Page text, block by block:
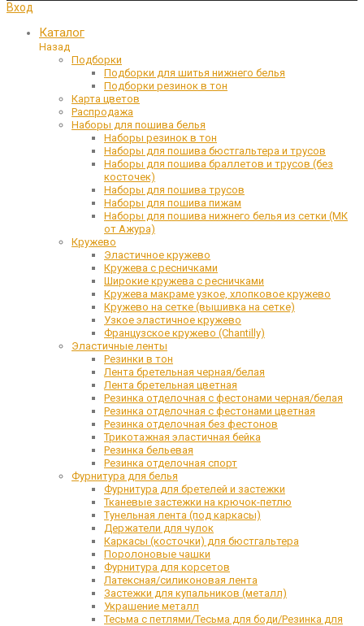
Вход
Каталог
Назад
Подборки
Подборки для шитья нижнего белья
Подборки резинок в тон
Карта цветов
Распродажа
Наборы для пошива белья
Наборы резинок в тон
Наборы для пошива бюстгальтера и трусов
Наборы для пошива браллетов и трусов (без
косточек)
Наборы для пошива трусов
Наборы для пошива пижам
Наборы для пошива нижнего белья из сетки (МК
от Ажура)
Кружево
Эластичное кружево
Кружева с ресничками
Широкие кружева с ресничками
Кружева макраме узкое, хлопковое кружево
Кружево на сетке (вышивка на сетке)
Узкое эластичное кружево
Французское кружево (Chantilly)
Эластичные ленты
Резинки в тон
Лента бретельная черная/белая
Лента бретельная цветная
Резинка отделочная с фестонами черная/белая
Резинка отделочная с фестонами цветная
Резинка отделочная без фестонов
Трикотажная эластичная бейка
Резинка бельевая
Резинка отделочная спорт
Фурнитура для белья
Фурнитура для бретелей и застежки
Тканевые застежки на крючок-петлю
Тунельная лента (под каркасы)
Держатели для чулок
Каркасы (косточки) для бюстгальтера
Поролоновые чашки
Фурнитура для корсетов
Латексная/силиконовая лента
Застежки для купальников (металл)
Украшение металл
Тесьма с петлями/Тесьма для боди/Резинка для